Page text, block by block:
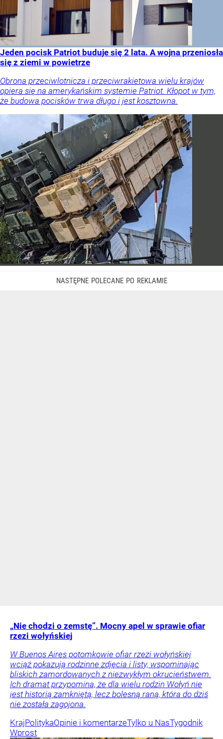
Jeden pocisk Patriot buduje się 2 lata. A wojna przeniosła
się z ziemi w powietrze
Obrona przeciwlotnicza i przeciwrakietowa wielu krajów
opiera się na amerykańskim systemie Patriot. Kłopot w tym,
że budowa pocisków trwa długo i jest kosztowna.
„Nie chodzi o zemstę”. Mocny apel w sprawie ofiar
rzezi wołyńskiej
W Buenos Aires potomkowie ofiar rzezi wołyńskiej
wciąż pokazują rodzinne zdjęcia i listy, wspominając
bliskich zamordowanych z niezwykłym okrucieństwem.
Ich dramat przypomina, że dla wielu rodzin Wołyń nie
jest historią zamkniętą, lecz bolesną raną, która do dziś
nie została zagojona.
KrajPolitykaOpinie i komentarzeTylko u NasTygodnik
Wprost